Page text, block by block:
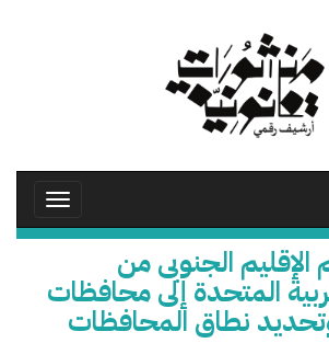
Toggle
الجنوبى من
المتحدة إلى محافظات
نطاق المحافظات